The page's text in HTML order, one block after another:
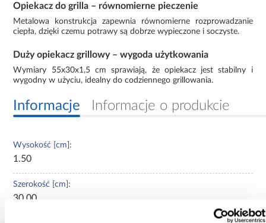
Opiekacz do grilla – równomierne pieczenie
Metalowa konstrukcja zapewnia równomierne rozprowadzanie
ciepła, dzięki czemu potrawy są dobrze wypieczone i soczyste.
Duży opiekacz grillowy – wygoda użytkowania
Wymiary 55x30x1,5 cm sprawiają, że opiekacz jest stabilny i
wygodny w użyciu, idealny do codziennego grillowania.
Informacje Informacje o produkcie
Wysokość [cm]:
1.50
Szerokość [cm]:
30.00